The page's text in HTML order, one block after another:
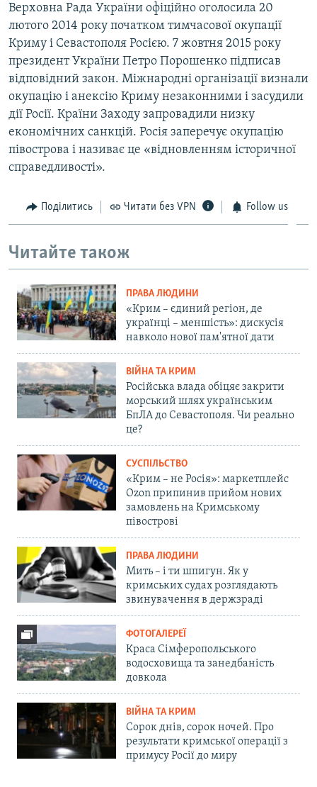
Верховна Рада України офіційно оголосила 20
лютого 2014 року початком тимчасової окупації
Криму і Севастополя Росією. 7 жовтня 2015 року
президент України Петро Порошенко підписав
відповідний закон. Міжнародні організації визнали
окупацію і анексію Криму незаконними і засудили
дії Росії. Країни Заходу запровадили низку
економічних санкцій. Росія заперечує окупацію
півострова і називає це «відновленням історичної
справедливості».
Поділитись Читати без VPN Follow us
Читайте також
ПРАВА ЛЮДИНИ
«Крим – єдиний регіон, де
українці – меншість»: дискусія
навколо нової пам'ятної дати
ВІЙНА ТА КРИМ
Російська влада обіцяє закрити
морський шлях українським
БпЛА до Севастополя. Чи реально
це?
СУСПІЛЬСТВО
«Крим – не Росія»: маркетплейс
Ozon припинив прийом нових
замовлень на Кримському
півострові
ПРАВА ЛЮДИНИ
Мить – і ти шпигун. Як у
кримських судах розглядають
звинувачення в держзраді
ФОТОГАЛЕРЕЇ
Краса Сімферопольського
водосховища та занедбаність
довкола
ВІЙНА ТА КРИМ
Сорок днів, сорок ночей. Про
результати кримської операції з
примусу Росії до миру